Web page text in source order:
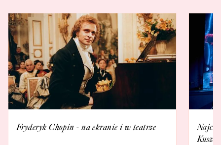
Fryderyk Chopin - na ekranie i w teatrze